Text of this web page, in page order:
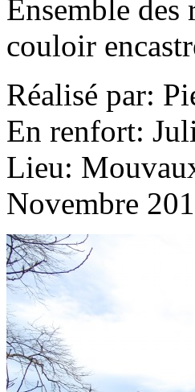
Ensemble des
couloir
Réalisé par:
En renfort:
Lieu:
Novembre